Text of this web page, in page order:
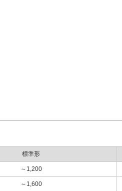
標準形
～1,200
～1,600